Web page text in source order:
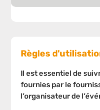
Règles
Il est essentiel de
fournies par le
l’organisateur de